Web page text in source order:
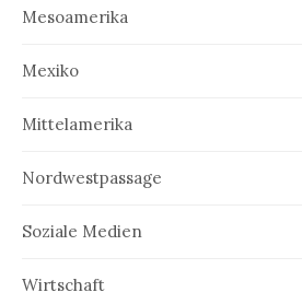
Mesoamerika
Mexiko
Mittelamerika
Nordwestpassage
Soziale Medien
Wirtschaft